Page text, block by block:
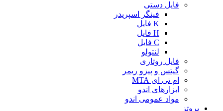
فایل دستی
فینگر اسپریدر
K فایل
H فایل
C فایل
لنتولو
فایل روتاری
گیتس و پیزو ریمر
ام تی ای MTA
ابزارهای اندو
مواد عمومی اندو
پروتز